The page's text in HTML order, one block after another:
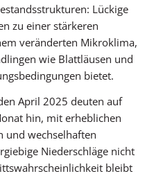
Lückige
zu einer stärkeren
veränderten Mikroklima,
wie Blattläusen und
bietet.
April 2025 deuten auf
hin, mit erheblichen
und wechselhaften
Niederschläge nicht
bleibt